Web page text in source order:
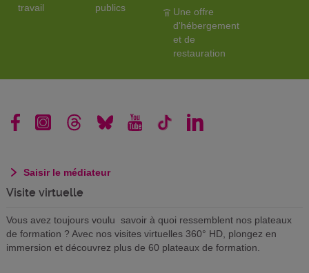
travail
publics
Une offre
d'hébergement
et de
restauration
Saisir le médiateur
Visite virtuelle
Vous avez toujours voulu savoir à quoi ressemblent nos plateaux
de formation ? Avec nos visites virtuelles 360° HD, plongez en
immersion et découvrez plus de 60 plateaux de formation.